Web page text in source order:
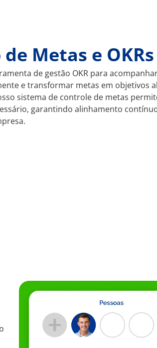
Metas e OKRs
de gestão OKR para
e transformar metas em objetivos
sistema de controle de metas
garantindo alinhamento